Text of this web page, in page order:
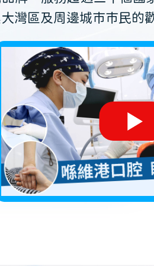
灣區及周邊城市市民的